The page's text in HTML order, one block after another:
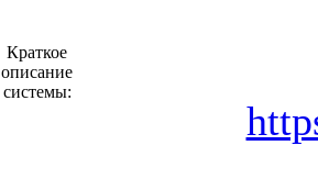
Краткое
описание
системы: